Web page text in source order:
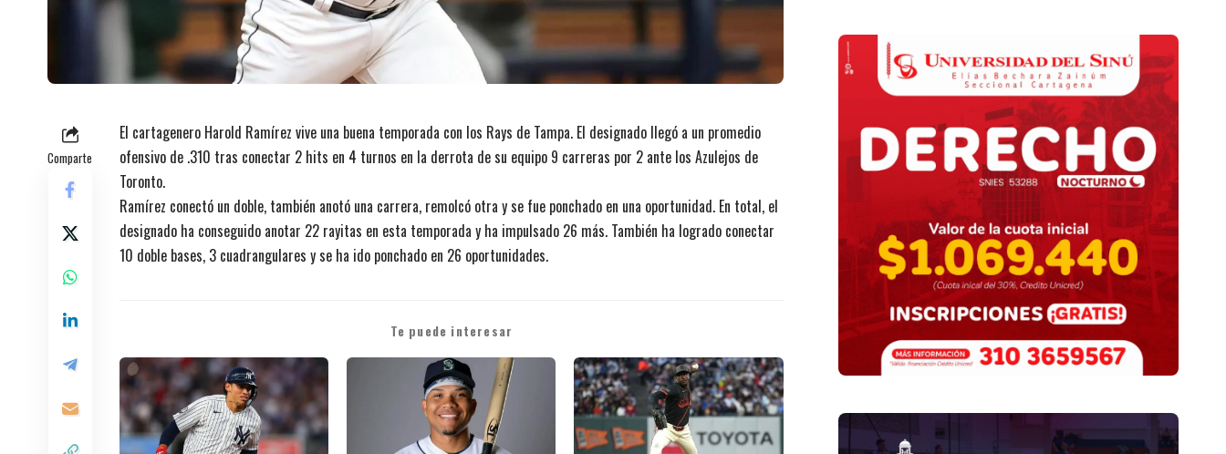
Comparte
El cartagenero Harold Ramírez vive una buena temporada con los Rays de Tampa. El designado llegó a un promedio
ofensivo de .310 tras conectar 2 hits en 4 turnos en la derrota de su equipo 9 carreras por 2 ante los Azulejos de
Toronto.
Ramírez conectó un doble, también anotó una carrera, remolcó otra y se fue ponchado en una oportunidad. En total, el
designado ha conseguido anotar 22 rayitas en esta temporada y ha impulsado 26 más. También ha logrado conectar
10 doble bases, 3 cuadrangulares y se ha ido ponchado en 26 oportunidades.
Te puede interesar